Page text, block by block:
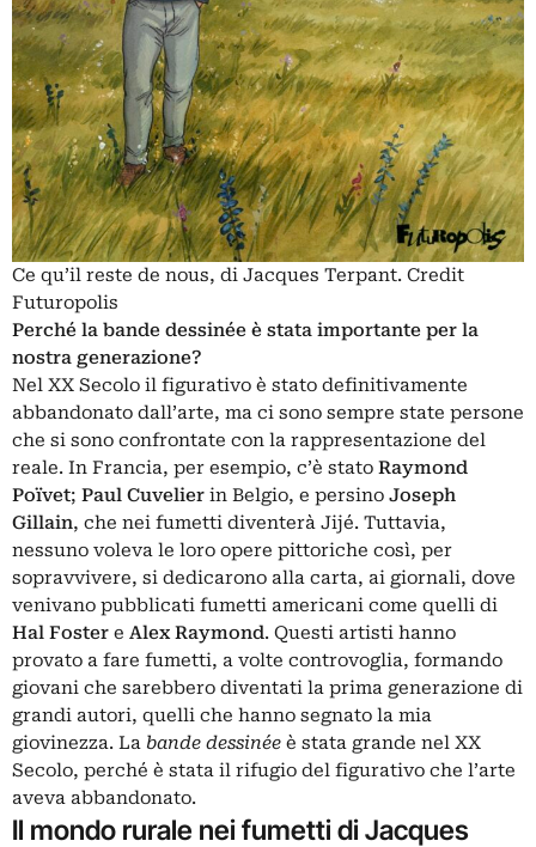
Ce qu’il reste de nous, di Jacques Terpant. Credit
Futuropolis
Perché la bande dessinée è stata importante per la
nostra generazione?
Nel XX Secolo il figurativo è stato definitivamente
abbandonato dall’arte, ma ci sono sempre state persone
che si sono confrontate con la rappresentazione del
reale. In Francia, per esempio, c’è stato Raymond
Poïvet; Paul Cuvelier in Belgio, e persino Joseph
Gillain, che nei fumetti diventerà Jijé. Tuttavia,
nessuno voleva le loro opere pittoriche così, per
sopravvivere, si dedicarono alla carta, ai giornali, dove
venivano pubblicati fumetti americani come quelli di
Hal Foster e Alex Raymond. Questi artisti hanno
provato a fare fumetti, a volte controvoglia, formando
giovani che sarebbero diventati la prima generazione di
grandi autori, quelli che hanno segnato la mia
giovinezza. La bande dessinée è stata grande nel XX
Secolo, perché è stata il rifugio del figurativo che l’arte
aveva abbandonato.
Il mondo rurale nei fumetti di Jacques